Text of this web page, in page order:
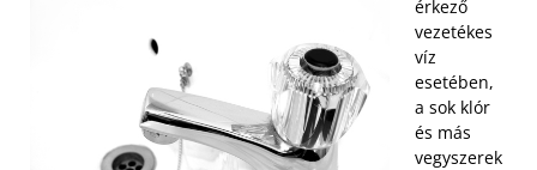
érkező
vezetékes
víz
esetében,
a sok klór
és más
vegyszerek